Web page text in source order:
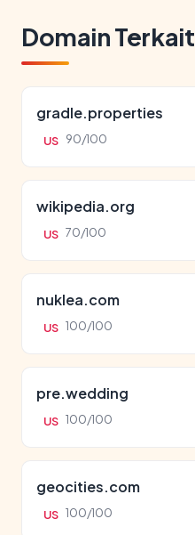
Domain Terkait
gradle.properties
US 90/100
wikipedia.org
US 70/100
nuklea.com
US 100/100
pre.wedding
US 100/100
geocities.com
US 100/100